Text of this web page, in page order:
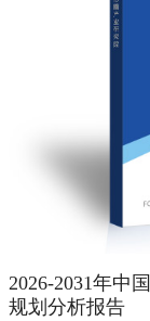
2026-2031年中
规划分析报告